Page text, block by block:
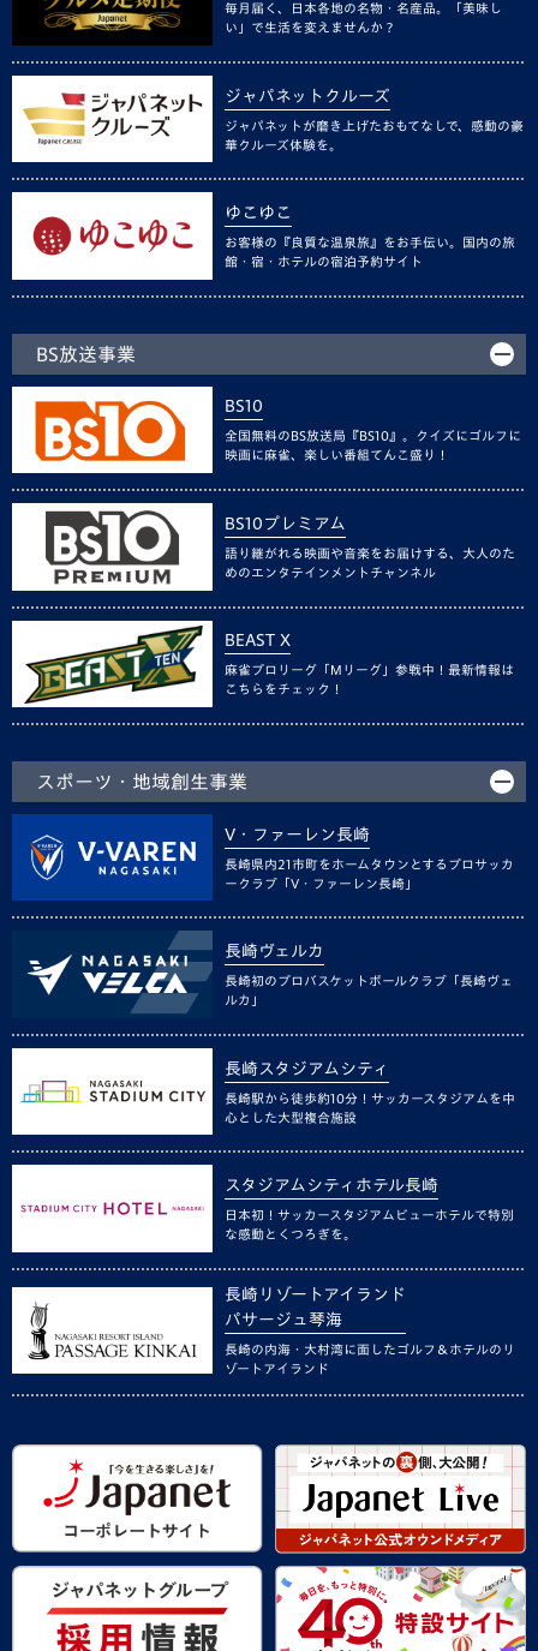
毎月届く、日本各地の名物・名産品。「美味し
い」で生活を変えませんか？
ジャパネットクルーズ
ジャパネットが磨き上げたおもてなしで、感動の豪
華クルーズ体験を。
ゆこゆこ
お客様の『良質な温泉旅』をお手伝い。国内の旅
館・宿・ホテルの宿泊予約サイト
BS放送事業
BS10
全国無料のBS放送局『BS10』。クイズにゴルフに
映画に麻雀、楽しい番組てんこ盛り！
BS10プレミアム
語り継がれる映画や音楽をお届けする、大人のた
めのエンタテインメントチャンネル
BEAST X
麻雀プロリーグ「Mリーグ」参戦中！最新情報は
こちらをチェック！
スポーツ・地域創生事業
V・ファーレン長崎
長崎県内21市町をホームタウンとするプロサッカ
ークラブ「V・ファーレン長崎」
長崎ヴェルカ
長崎初のプロバスケットボールクラブ「長崎ヴェ
ルカ」
長崎スタジアムシティ
長崎駅から徒歩約10分！サッカースタジアムを中
心とした大型複合施設
スタジアムシティホテル長崎
日本初！サッカースタジアムビューホテルで特別
な感動とくつろぎを。
長崎リゾートアイランド
パサージュ琴海
長崎の内海・大村湾に面したゴルフ＆ホテルのリ
ゾートアイランド